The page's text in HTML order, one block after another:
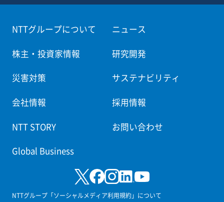
NTTグループについて ニュース
株主・投資家情報 研究開発
災害対策 サステナビリティ
会社情報 採用情報
NTT STORY お問い合わせ
Global Business
NTTグループ「ソーシャルメディア利用規約」について